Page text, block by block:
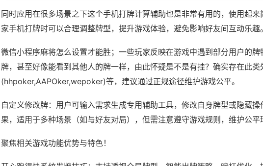
同时应用在很多场景之下这个手机打牌计算辅助也是非常有用的，使用起
家手机打牌时可以合理调整牌型，提升游戏体验，避免影响好友间互动乐趣。
微信小程序麻将怎么设置才能胜；一些玩家反映在游戏中遇到部分用户的
牌，甚至好像能看到其他人的牌一样，由此怀疑是不是有挂？确实存在此类
(hhpoker,AAPOker,wepoker)等，建议通过正规途径维护游戏公平。
自定义修改牌：用户可输入需求生成专用辅助工具，修改自身牌型或隐藏操
果，适用于多种场景（如与好友对局），但需注意遵守游戏规则，维护公平
聚焦相关游戏功能优势与特色！